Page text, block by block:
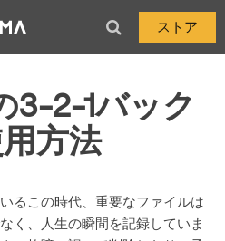
ストア
3-2-1バック
方法
るこの時代、重要なファイルは
く、人生の瞬間を記録していま